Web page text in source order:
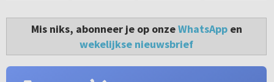
Mis niks, abonneer je op onzeWhatsAppen
wekelijkse nieuwsbrief